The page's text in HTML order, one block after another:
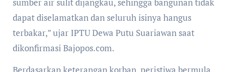
dapat diselamatkan dan seluruh isinya hangus
terbakar,” ujar IPTU Dewa Putu Suariawan saat
dikonfirmasi Bajopos.com.